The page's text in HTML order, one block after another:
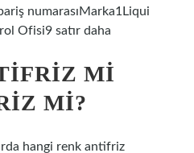
numarasıMarka1Liqui
Ofisi9 satır daha
MI
MI?
hangi renk antifriz